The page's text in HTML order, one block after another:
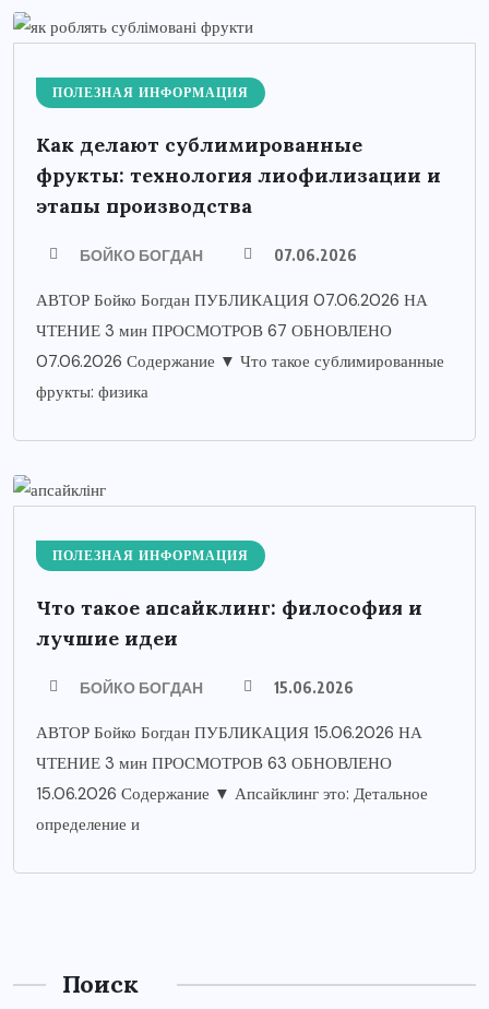
ПОЛЕЗНАЯ ИНФОРМАЦИЯ
Как делают сублимированные
фрукты: технология лиофилизации и
этапы производства
БОЙКО БОГДАН 07.06.2026
АВТОР Бойко Богдан ПУБЛИКАЦИЯ 07.06.2026 НА
ЧТЕНИЕ 3 мин ПРОСМОТРОВ 67 ОБНОВЛЕНО
07.06.2026 Содержание ▼ Что такое сублимированные
фрукты: физика
ПОЛЕЗНАЯ ИНФОРМАЦИЯ
Что такое апсайклинг: философия и
лучшие идеи
БОЙКО БОГДАН 15.06.2026
АВТОР Бойко Богдан ПУБЛИКАЦИЯ 15.06.2026 НА
ЧТЕНИЕ 3 мин ПРОСМОТРОВ 63 ОБНОВЛЕНО
15.06.2026 Содержание ▼ Апсайклинг это: Детальное
определение и
Поиск